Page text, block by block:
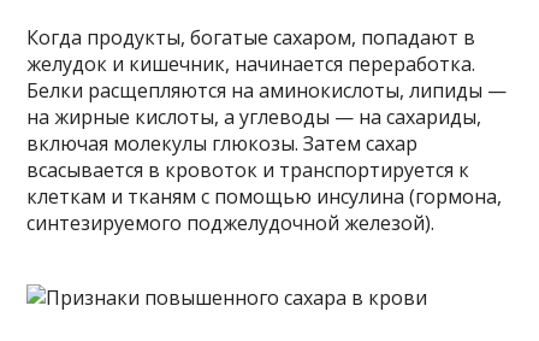
Когда продукты, богатые сахаром, попадают в
желудок и кишечник, начинается переработка.
Белки расщепляются на аминокислоты, липиды —
на жирные кислоты, а углеводы — на сахариды,
включая молекулы глюкозы. Затем сахар
всасывается в кровоток и транспортируется к
клеткам и тканям с помощью инсулина (гормона,
синтезируемого поджелудочной железой).